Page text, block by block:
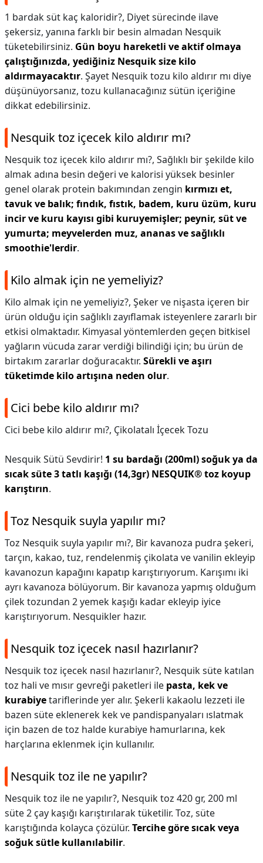
1 bardak süt kaç kaloridir?, Diyet sürecinde ilave
şekersiz, yanına farklı bir besin almadan Nesquik
tüketebilirsiniz. Gün boyu hareketli ve aktif olmaya
çalıştığınızda, yediğiniz Nesquik size kilo
aldırmayacaktır. Şayet Nesquik tozu kilo aldırır mı diye
düşünüyorsanız, tozu kullanacağınız sütün içeriğine
dikkat edebilirsiniz.
Nesquik toz içecek kilo aldırır mı?
Nesquik toz içecek kilo aldırır mı?, Sağlıklı bir şekilde kilo
almak adına besin değeri ve kalorisi yüksek besinler
genel olarak protein bakımından zengin kırmızı et,
tavuk ve balık; fındık, fıstık, badem, kuru üzüm, kuru
incir ve kuru kayısı gibi kuruyemişler; peynir, süt ve
yumurta; meyvelerden muz, ananas ve sağlıklı
smoothie'lerdir.
Kilo almak için ne yemeliyiz?
Kilo almak için ne yemeliyiz?, Şeker ve nişasta içeren bir
ürün olduğu için sağlıklı zayıflamak isteyenlere zararlı bir
etkisi olmaktadır. Kimyasal yöntemlerden geçen bitkisel
yağların vücuda zarar verdiği bilindiği için; bu ürün de
birtakım zararlar doğuracaktır. Sürekli ve aşırı
tüketimde kilo artışına neden olur.
Cici bebe kilo aldırır mı?
Cici bebe kilo aldırır mı?, Çikolatalı İçecek Tozu
Nesquik Sütü Sevdirir! 1 su bardağı (200ml) soğuk ya da
sıcak süte 3 tatlı kaşığı (14,3gr) NESQUIK® toz koyup
karıştırın.
Toz Nesquik suyla yapılır mı?
Toz Nesquik suyla yapılır mı?, Bir kavanoza pudra şekeri,
tarçın, kakao, tuz, rendelenmiş çikolata ve vanilin ekleyip
kavanozun kapağını kapatıp karıştırıyorum. Karışımı iki
ayrı kavanoza bölüyorum. Bir kavanoza yapmış olduğum
çilek tozundan 2 yemek kaşığı kadar ekleyip iyice
karıştırıyorum. Nesquikler hazır.
Nesquik toz içecek nasıl hazırlanır?
Nesquik toz içecek nasıl hazırlanır?, Nesquik süte katılan
toz hali ve mısır gevreği paketleri ile pasta, kek ve
kurabiyetariflerinde yer alır. Şekerli kakaolu lezzeti ile
bazen süte eklenerek kek ve pandispanyaları ıslatmak
için bazen de toz halde kurabiye hamurlarına, kek
harçlarına eklenmek için kullanılır.
Nesquik toz ile ne yapılır?
Nesquik toz ile ne yapılır?, Nesquik toz 420 gr, 200 ml
süte 2 çay kaşığı karıştırılarak tüketilir. Toz, süte
karıştığında kolayca çözülür. Tercihe göre sıcak veya
soğuk sütle kullanılabilir.